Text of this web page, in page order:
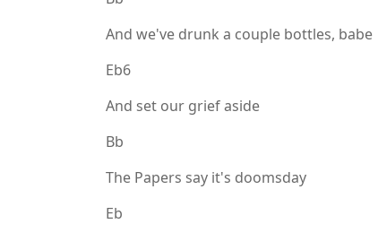
And we've drunk a couple bottles, babe
Eb6
And set our grief aside
Bb
The Papers say it's doomsday
Eb